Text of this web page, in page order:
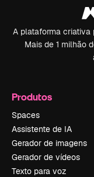
A plataforma criativa
Mais de 1 milhão
Produtos
Spaces
Assistente de IA
Gerador de imagens
Gerador de vídeos
Texto para voz